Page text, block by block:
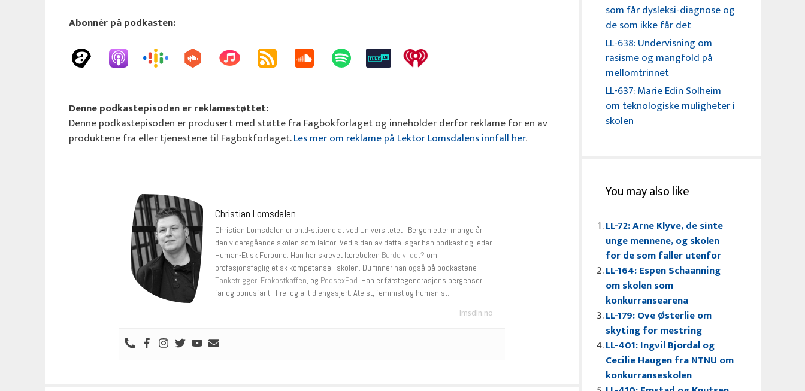
Abonnér på podkasten:
Denne podkastepisoden er reklamestøttet:
Denne podkastepisoden er produsert med støtte fra Fagbokforlaget og inneholder derfor reklame for en av
produktene fra eller tjenestene til Fagbokforlaget.Les mer om reklame på Lektor Lomsdalens innfall her.
Christian Lomsdalen
Christian Lomsdalen er ph.d-stipendiat ved Universitetet i Bergen etter mange år i
den videregående skolen som lektor. Ved siden av dette lager han podkast og leder
Human-Etisk Forbund. Han har skrevet læreboken Burde vi det? om
profesjonsfaglig etisk kompetanse i skolen. Du finner han også på podkastene
Tanketrigger, Frokostkaffen, og PedsexPod. Han er førstegenerasjons bergenser,
far og bonusfar til fire, og alltid engasjert. Ateist, feminist og humanist.
lmsdln.no
som får dysleksi-diagnose og
de som ikke får det
LL-638: Undervisning om
rasisme og mangfold på
mellomtrinnet
LL-637: Marie Edin Solheim
om teknologiske muligheter i
skolen
You may also like
LL-72: Arne Klyve, de sinte
unge mennene, og skolen
for de som faller utenfor
LL-164: Espen Schaanning
om skolen som
konkurransearena
LL-179: Ove Østerlie om
skyting for mestring
LL-401: Ingvil Bjordal og
Cecilie Haugen fra NTNU om
konkurranseskolen